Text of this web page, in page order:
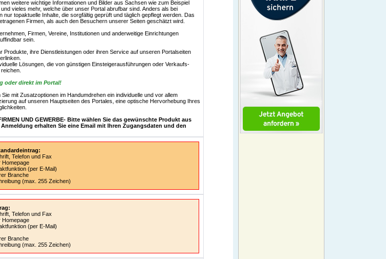
weitere wichtige Informationen und Bilder aus Sachsen wie zum Beispiel
vieles mehr, welche über unser Portal abrufbar sind. Anders als bei
topaktuelle Inhalte, die sorgfältig geprüft und täglich gepflegt werden. Das
Firmen, als auch den Besuchern unserer Seiten geschätzt wird.
Firmen, Vereine, Institutionen und anderweitige Einrichtungen
sein.
ihre Dienstleistungen oder ihren Service auf unseren Portalseiten
Lösungen, die von günstigen Einsteigerausführungen oder Verkaufs-
oder direkt im Portal!
mit Zusatzoptionen im Handumdrehen ein individuelle und vor allem
auf unseren Hauptseiten des Portales, eine optische Hervorhebung Ihres
UND GEWERBE- Bitte wählen Sie das gewünschte Produkt aus
erhalten Sie eine Email mit Ihren Zugangsdaten und den
Telefon und Fax
Homepage
(per E-Mail)
Branche
(max. 255 Zeichen)
Telefon und Fax
Homepage
(per E-Mail)
Branche
(max. 255 Zeichen)